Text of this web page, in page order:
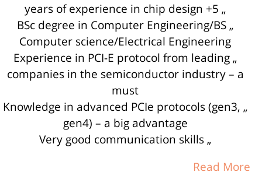
„ 5+ years of experience in chip design
„ BSc degree in Computer Engineering/BS
Computer science/Electrical Engineering
„ Experience in PCI-E protocol from leading
companies in the semiconductor industry – a
must
„ Knowledge in advanced PCIe protocols (gen3,
gen4) – a big advantage
„ Very good communication skills
Read More